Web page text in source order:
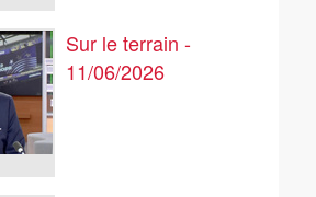
Sur le terrain -
11/06/2026